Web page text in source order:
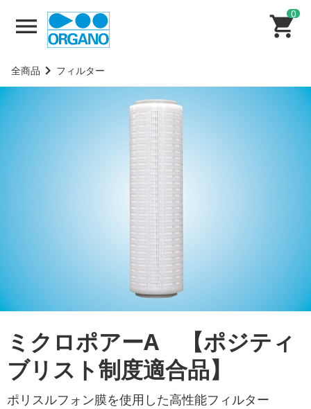
0
全商品 フィルター
ミクロポアーA 【ポジティ
ブリスト制度適合品】
ポリスルフォン膜を使用した高性能フィルター